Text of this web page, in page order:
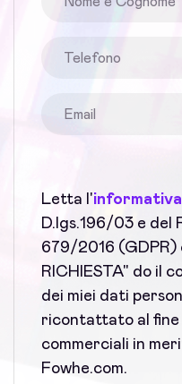
Letta l'
D.lgs.196/03 e del
679/2016 (GDPR)
RICHIESTA" do il
dei miei dati
ricontattato al
commerciali in
Fowhe.com.